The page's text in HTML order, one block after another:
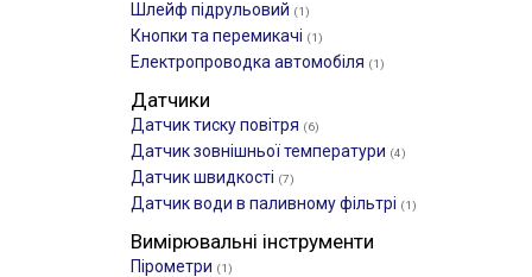
Шлейф підрульовий (1)
Кнопки та перемикачі (1)
Електропроводка автомобіля (1)
Датчики
Датчик тиску повітря (6)
Датчик зовнішньої температури (4)
Датчик швидкості (7)
Датчик води в паливному фільтрі (1)
Вимірювальні інструменти
Пірометри (1)